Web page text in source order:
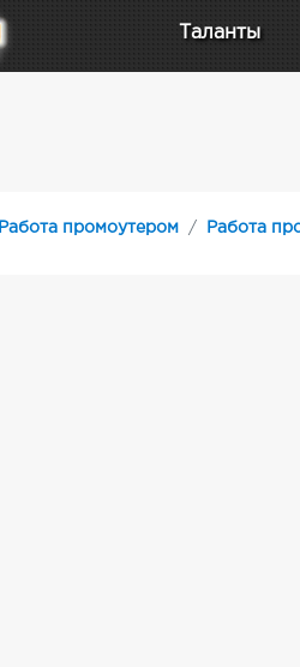
Таланты
Работа промоутером Работа